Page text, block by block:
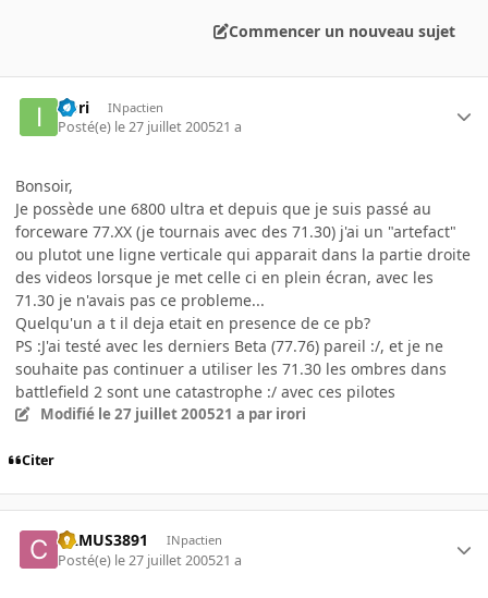
Commencer un nouveau sujet
irori INpactien
Posté(e) le 27 juillet 200521 a
Bonsoir,
Je possède une 6800 ultra et depuis que je suis passé au
forceware 77.XX (je tournais avec des 71.30) j'ai un "artefact"
ou plutot une ligne verticale qui apparait dans la partie droite
des videos lorsque je met celle ci en plein écran, avec les
71.30 je n'avais pas ce probleme...
Quelqu'un a t il deja etait en presence de ce pb?
PS :J'ai testé avec les derniers Beta (77.76) pareil :/, et je ne
souhaite pas continuer a utiliser les 71.30 les ombres dans
battlefield 2 sont une catastrophe :/ avec ces pilotes
Modifié le 27 juillet 200521 a par irori
Citer
CAMUS3891 INpactien
Posté(e) le 27 juillet 200521 a